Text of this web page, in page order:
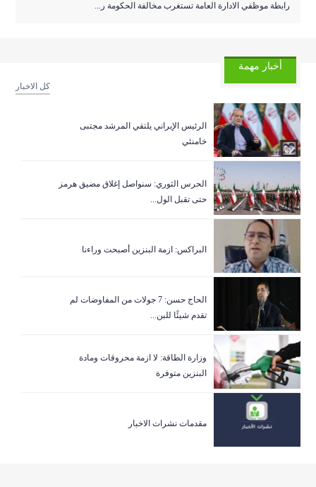
رابطة موظفي الادارة العامة تستغرب مخالفة الحكومة ر...
أخبار مهمة
كل الاخبار
الرئيس الإيراني يلتقي المرشد مجتبى
خامنئي
الحرس الثوري: سنواصل إغلاق مضيق هرمز
حتى تقبل الول...
البراكس: ازمة البنزين أصبحت وراءنا
الحاج حسن: 7 جولات من المفاوضات لم
تقدم شيئًا للبن...
وزارة الطاقة: لا ازمة محروقات ومادة
البنزين متوفرة
مقدمات نشرات الاخبار